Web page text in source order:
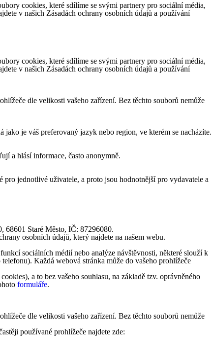
cookies, které sdílíme se svými partnery pro sociální média,
v našich Zásadách ochrany osobních údajů a používání
cookies, které sdílíme se svými partnery pro sociální média,
v našich Zásadách ochrany osobních údajů a používání
dle velikosti vašeho zařízení. Bez těchto souborů nemůže
je váš preferovaný jazyk nebo region, ve kterém se nacházíte.
a hlásí informace, často anonymně.
jednotlivé uživatele, a proto jsou hodnotnější pro vydavatele a
68601 Staré Město, IČ: 87296080.
osobních údajů, který najdete na našem webu.
sociálních médií nebo analýze návštěvnosti, některé slouží k
Každá webová stránka může do vašeho prohlížeče
a to bez vašeho souhlasu, na základě tzv. oprávněného
formuláře.
dle velikosti vašeho zařízení. Bez těchto souborů nemůže
používané prohlížeče najdete zde: